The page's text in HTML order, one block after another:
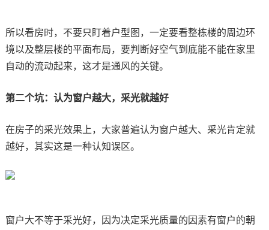
所以看房时，不要只盯着户型图，一定要看整栋楼的周边环
境以及整层楼的平面布局，要判断好空气到底能不能在家里
自动的流动起来，这才是通风的关键。
第二个坑：认为窗户越大，采光就越好
在房子的采光效果上，大家普遍认为窗户越大、采光肯定就
越好，其实这是一种认知误区。
窗户大不等于采光好，因为决定采光质量的因素有窗户的朝